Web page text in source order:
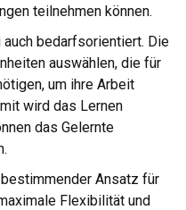
teilnehmen können.
auch bedarfsorientiert. Die
auswählen, die für
um ihre Arbeit
wird das Lernen
das Gelernte
Ansatz für
Flexibilität und